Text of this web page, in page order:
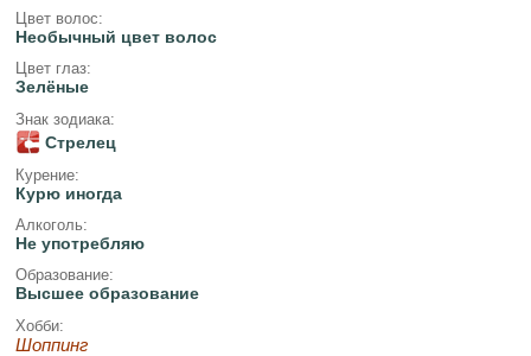
Цвет волос:
Необычный цвет волос
Цвет глаз:
Зелёные
Знак зодиака:
Стрелец
Курение:
Курю иногда
Алкоголь:
Не употребляю
Образование:
Высшее образование
Хобби:
Шоппинг